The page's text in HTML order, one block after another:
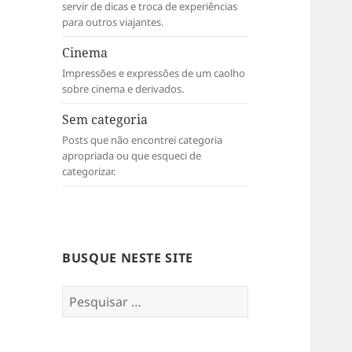
servir de dicas e troca de experiências
para outros viajantes.
Cinema
Impressões e expressões de um caolho
sobre cinema e derivados.
Sem categoria
Posts que não encontrei categoria
apropriada ou que esqueci de
categorizar.
BUSQUE NESTE SITE
Pesquisar
por: